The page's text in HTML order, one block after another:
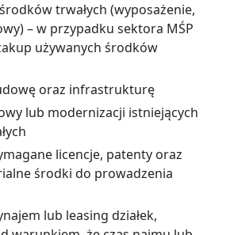
trwałych (wyposażenie,
– w przypadku sektora MŚP
używanych środków
oraz infrastrukturę
lub modernizacji istniejących
licencje, patenty oraz
środki do prowadzenia
lub leasing działek,